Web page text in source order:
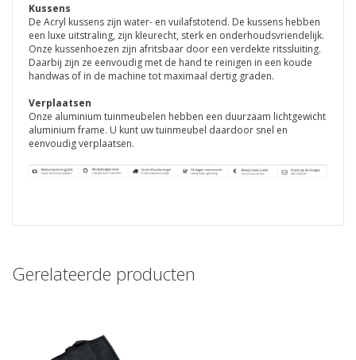
Kussens
De Acryl kussens zijn water- en vuilafstotend. De kussens hebben
een luxe uitstraling, zijn kleurecht, sterk en onderhoudsvriendelijk.
Onze kussenhoezen zijn afritsbaar door een verdekte ritssluiting.
Daarbij zijn ze eenvoudig met de hand te reinigen in een koude
handwas of in de machine tot maximaal dertig graden.
Verplaatsen
Onze aluminium tuinmeubelen hebben een duurzaam lichtgewicht
aluminium frame. U kunt uw tuinmeubel daardoor snel en
eenvoudig verplaatsen.
Gerelateerde producten